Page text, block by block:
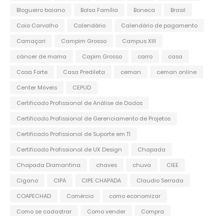
Blogueiro baiano Bolsa Família Boneca
Brasil
Caio Carvalho
Calendário
Calendário de pagamento
Camaçari
Campim Grosso
Campus XIII
câncer de mama
Capim Grosso carro
casa
Casa Forte
Casa Predileta ceman
ceman online
Center Móveis
CEPUD
Certificado Profissional de Análise de Dados
Certificado Profissional de Gerenciamento de Projetos
Certificado Profissional de Suporte em TI
Certificado Profissional de UX Design
Chapada
Chapada Diamantina
chaves chuva
CIEE
Cigano
CIPA CIPE CHAPADA
Claudio Serrada
COAPECHAD
Comércio
como economizar
Como se cadastrar
Como vender
Compra